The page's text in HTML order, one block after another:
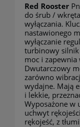
Red Rooster
do śrub /
wyłączania.
nastawionego
wyłączanie
turbinowy silnik
moc i zapewnia
Dwutarczowy
zarówno
wydajne. Mają
i lekkie,
Wyposażone w
uchwyt
rękojeść, z